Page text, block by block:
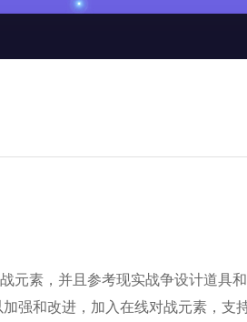
元素，并且参考现实战争设计道具
强和改进，加入在线对战元素，支